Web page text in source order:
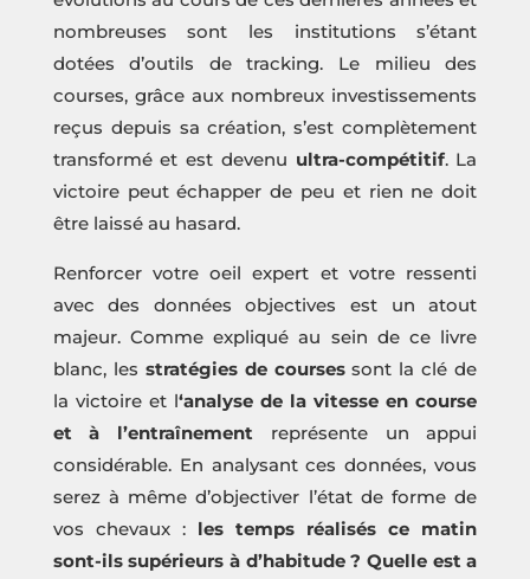
nombreuses sont les institutions s’étant
dotées d’outils de tracking. Le milieu des
courses, grâce aux nombreux investissements
reçus depuis sa création, s’est complètement
transformé et est devenu ultra-compétitif. La
victoire peut échapper de peu et rien ne doit
être laissé au hasard.
Renforcer votre oeil expert et votre ressenti
avec des données objectives est un atout
majeur. Comme expliqué au sein de ce livre
blanc, les stratégies de coursessont la clé de
la victoire et l‘analyse de la vitesse en course
et à l’entraînement représente un appui
considérable. En analysant ces données, vous
serez à même d’objectiver l’état de forme de
vos chevaux : les temps réalisés ce matin
sont-ils supérieurs à d’habitude ? Quelle est a